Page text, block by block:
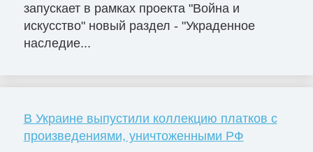
запускает в рамках проекта "Война и
искусство" новый раздел - "Украденное
наследие...
В Украине выпустили коллекцию платков с
произведениями, уничтоженными РФ